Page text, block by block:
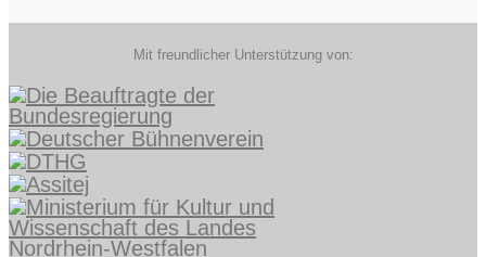
Mit freundlicher Unterstützung von: